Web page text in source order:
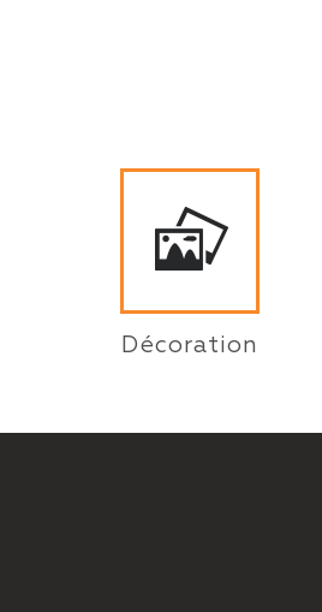
Décoration